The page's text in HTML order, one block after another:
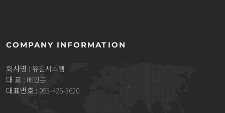
COMPANY INFORMATION
회사명 : 유진시스템
대 표 : 배인곤
대표번호 : 053-425-3620